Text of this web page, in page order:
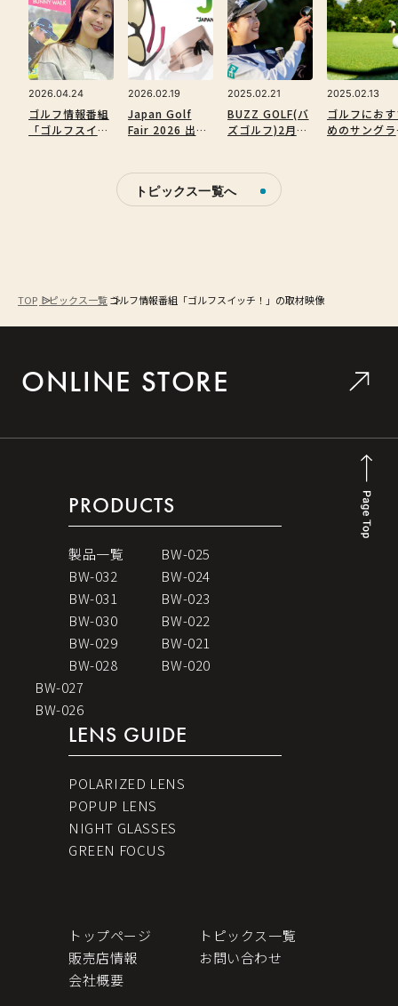
2026.04.24
ゴルフ情報番組
「ゴルフスイッ
2026.02.19
Japan Golf
Fair 2026 出展
2025.02.21
BUZZ GOLF(バ
ズゴルフ)2月号
2025.02.13
ゴルフにお
めのサング
トピックス一覧へ
TOP トピックス一覧ゴルフ情報番組「ゴルフスイッチ！」の取材映像
ONLINE STORE
PRODUCTS
製品一覧
BW-032
BW-031
BW-030
BW-029
BW-028
BW-027
BW-026
BW-025
BW-024
BW-023
BW-022
BW-021
BW-020
LENS GUIDE
POLARIZED LENS
POPUP LENS
NIGHT GLASSES
GREEN FOCUS
トップページ
トピックス一覧
販売店情報
お問い合わせ
会社概要